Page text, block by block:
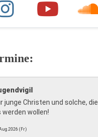
junge Christen und solche, die
werden wollen!
(Fr)